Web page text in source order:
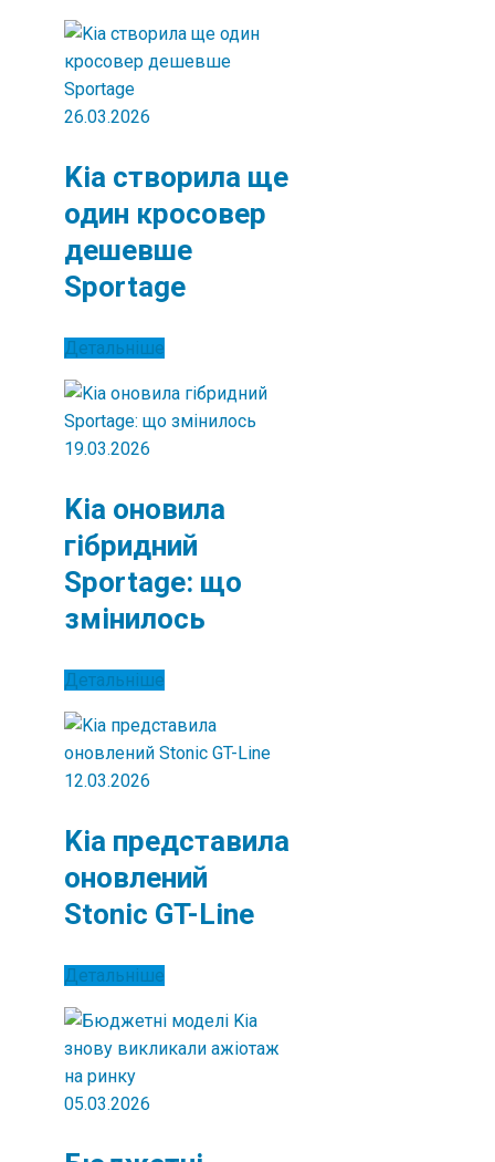
26.03.2026
Kia створила ще
один кросовер
дешевше
Sportage
Детальніше
19.03.2026
Kia оновила
гібридний
Sportage: що
змінилось
Детальніше
12.03.2026
Kia представила
оновлений
Stonic GT-Line
Детальніше
05.03.2026